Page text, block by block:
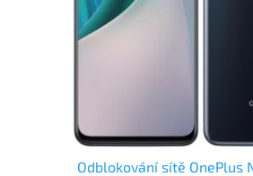
Odblokování sítě OnePlus